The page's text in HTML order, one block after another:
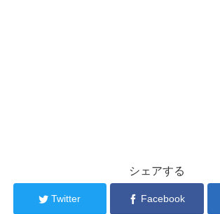
シェアする
Twitter Facebook